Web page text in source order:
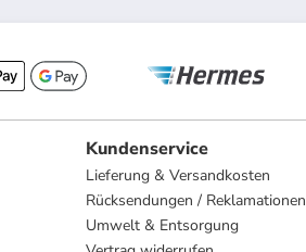
Kundenservice
Lieferung & Versandkosten
Rücksendungen / Reklamationen
Umwelt & Entsorgung